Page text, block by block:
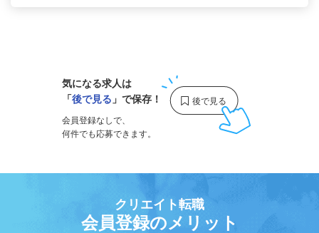
気になる求人は
「後で見る 」で保存！
会員登録なしで、
何件でも応募できます。
クリエイト転職
会員登録のメリット